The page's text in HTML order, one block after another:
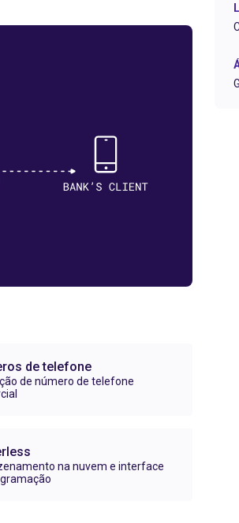
de telefone
de número de telefone
na nuvem e interface